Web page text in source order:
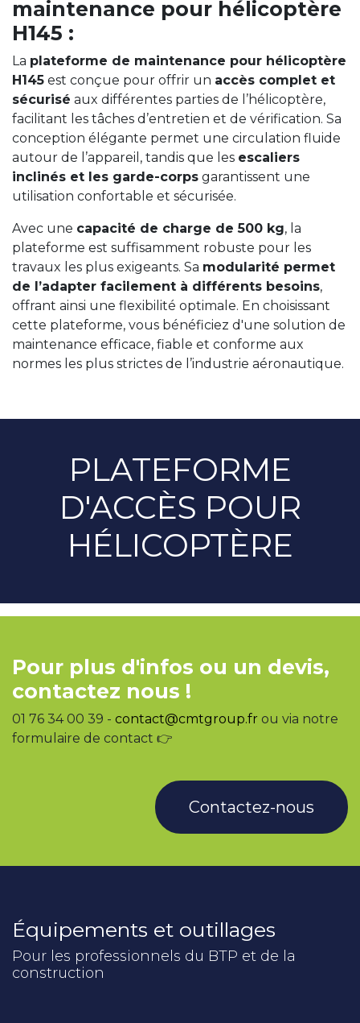
maintenance pour hélicoptère
H145 :
La plateforme de maintenance pour hélicoptère
H145 est conçue pour offrir un accès complet et
sécurisé aux différentes parties de l’hélicoptère,
facilitant les tâches d’entretien et de vérification. Sa
conception élégante permet une circulation fluide
autour de l’appareil, tandis que les escaliers
inclinés et les garde-corps garantissent une
utilisation confortable et sécurisée.
Avec une capacité de charge de 500 kg, la
plateforme est suffisamment robuste pour les
travaux les plus exigeants. Sa modularité permet
de l’adapter facilement à différents besoins,
offrant ainsi une flexibilité optimale. En choisissant
cette plateforme, vous bénéficiez d'une solution de
maintenance efficace, fiable et conforme aux
normes les plus strictes de l’industrie aéronautique.
PLATEFORME
D'ACCÈS POUR
HÉLICOPTÈRE
Pour plus d'infos ou un devis,
contactez nous !
01 76 34 00 39 - contact@cmtgroup.fr ou via notre
formulaire de contact 👉
Contactez-nous
Équipements et outillages
Pour les professionnels du BTP et de la
construction